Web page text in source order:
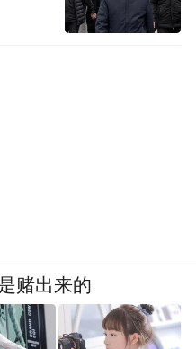
赌出来的